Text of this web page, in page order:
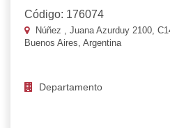
Código: 176074
Núñez , Juana Azurduy 2100,
Buenos Aires, Argentina
Departamento